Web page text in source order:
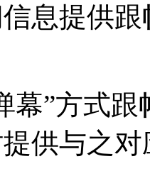
信息提供
幕”方式
供与之